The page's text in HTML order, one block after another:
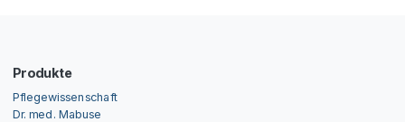
Produkte
Pflegewissenschaft
Dr. med. Mabuse